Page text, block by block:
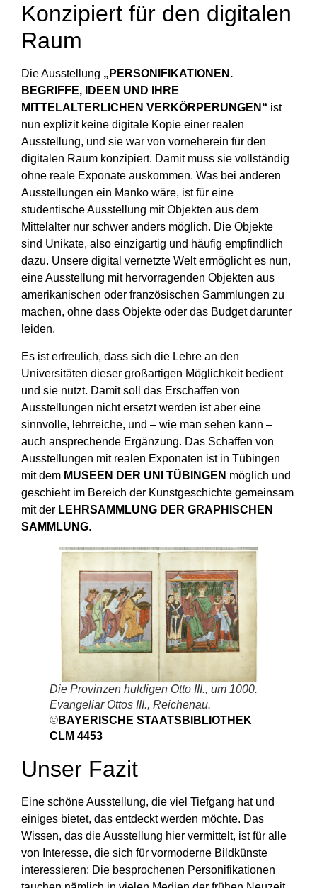
Konzipiert für den digitalen
Raum
Die Ausstellung „PERSONIFIKATIONEN.
BEGRIFFE, IDEEN UND IHRE
MITTELALTERLICHEN VERKÖRPERUNGEN“ ist
nun explizit keine digitale Kopie einer realen
Ausstellung, und sie war von vorneherein für den
digitalen Raum konzipiert. Damit muss sie vollständig
ohne reale Exponate auskommen. Was bei anderen
Ausstellungen ein Manko wäre, ist für eine
studentische Ausstellung mit Objekten aus dem
Mittelalter nur schwer anders möglich. Die Objekte
sind Unikate, also einzigartig und häufig empfindlich
dazu. Unsere digital vernetzte Welt ermöglicht es nun,
eine Ausstellung mit hervorragenden Objekten aus
amerikanischen oder französischen Sammlungen zu
machen, ohne dass Objekte oder das Budget darunter
leiden.
Es ist erfreulich, dass sich die Lehre an den
Universitäten dieser großartigen Möglichkeit bedient
und sie nutzt. Damit soll das Erschaffen von
Ausstellungen nicht ersetzt werden ist aber eine
sinnvolle, lehrreiche, und – wie man sehen kann –
auch ansprechende Ergänzung. Das Schaffen von
Ausstellungen mit realen Exponaten ist in Tübingen
mit dem MUSEEN DER UNI TÜBINGEN möglich und
geschieht im Bereich der Kunstgeschichte gemeinsam
mit der LEHRSAMMLUNG DER GRAPHISCHEN
SAMMLUNG.
Die Provinzen huldigen Otto III., um 1000.
Evangeliar Ottos III., Reichenau.
©BAYERISCHE STAATSBIBLIOTHEK
CLM 4453
Unser Fazit
Eine schöne Ausstellung, die viel Tiefgang hat und
einiges bietet, das entdeckt werden möchte. Das
Wissen, das die Ausstellung hier vermittelt, ist für alle
von Interesse, die sich für vormoderne Bildkünste
interessieren: Die besprochenen Personifikationen